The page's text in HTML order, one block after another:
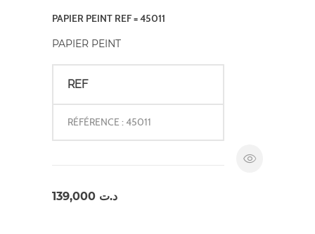
PAPIER PEINT REF = 45011
PAPIER PEINT
REF
RÉFÉRENCE : 45011
د.ت